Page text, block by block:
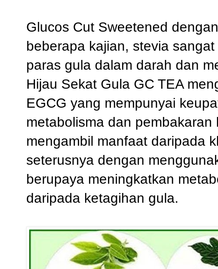
Glucos Cut Sweetened
beberapa kajian, stevia
paras gula dalam darah dan
Hijau Sekat Gula GC TEA
EGCG yang mempunyai
metabolisma dan
mengambil manfaat daripada
seterusnya dengan
berupaya meningkatkan
daripada ketagihan gula.